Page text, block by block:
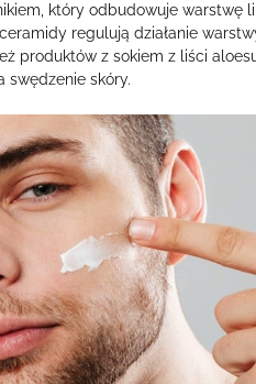
który odbudowuje warstwę
regulują działanie
produktów z sokiem z liści
swędzenie skóry.